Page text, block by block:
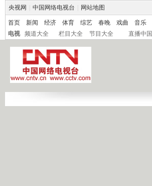
央视网 中国网络电视台 网站地图
首页 新闻 经济 体育 综艺 春晚 戏曲 音乐
电视
频道大全 栏目大全 节目大全 直播中国